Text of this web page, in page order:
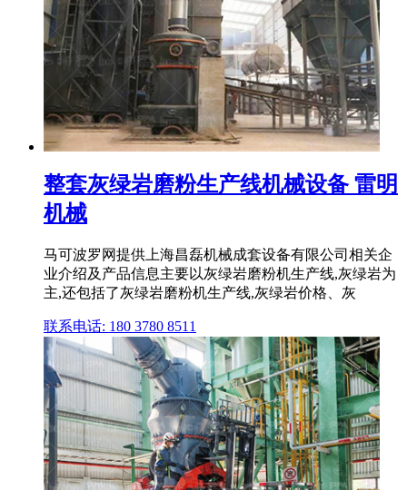
整套灰绿岩磨粉生产线机械设备 雷明
机械
马可波罗网提供上海昌磊机械成套设备有限公司相关企
业介绍及产品信息主要以灰绿岩磨粉机生产线,灰绿岩为
主,还包括了灰绿岩磨粉机生产线,灰绿岩价格、灰
联系电话: 180 3780 8511